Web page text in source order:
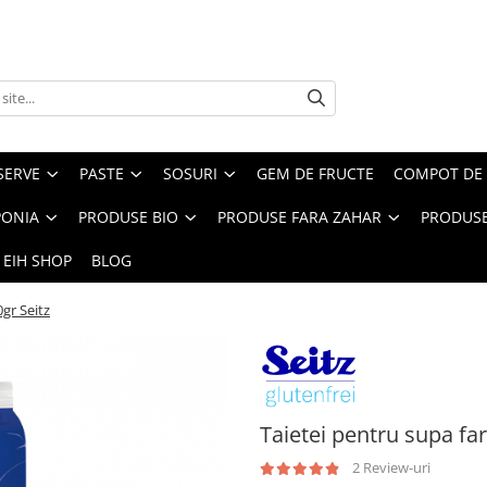
PASTE SOSURI GEM DE FRUCTE COMPOT DE
PRODUSE BIO PRODUSE FARA ZAHAR
SHOP BLOG
Seitz
Taietei pentru supa
2 Review-uri